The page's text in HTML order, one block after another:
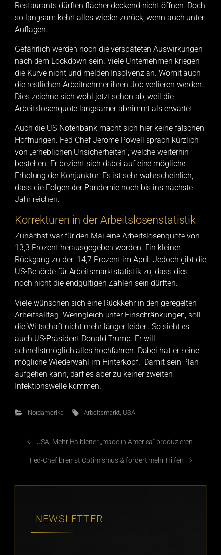
Restaurants dürften flächendeckend nicht öffnen. Doch
so langsam kehrt alles wieder zurück, wenn auch unter
Auflagen.
Gefährlich werden noch die verspäteten Auswirkungen
nach dem Lockdown sein. Viele Unternehmen kriegen
die Kurve nicht und melden Insolvenz an. Womit auch
die restlichen Arbeitnehmer ihren Job verlieren werden.
Dies zeichne sich wohl jetzt schon ab, weil die
Arbeitslosenquote langsamer abnimmt als erwartet.
Auch die US-Notenbank macht sich hier keine falschen
Hoffnungen. Fed-Chef Jerome Powell sprach kürzlich
von „erheblichen Unsicherheiten“, welche weiterhin
bestehen. Er bezieht sich dabei auf eine mögliche
Erholung der Konjunktur. Es ist sehr wahrscheinlich,
dass die Folgen der Pandemie noch bis ins nächste
Jahr reichen.
Korrekturen in der Arbeitslosenstatistik
Zunächst war für den Mai eine Arbeitslosenquote von
13,3 Prozent herausgegeben worden. Ein kleiner
Rückgang zu den 14,7 Prozent im April. Jedoch gibt die
US-Behörde für Arbeitsmarktstatistik zu, dass dies
noch nicht die endgültigen Zahlen sein dürften.
Viele wünschen sich eine Rückkehr in den geregelten
Arbeitsalltag. Wenngleich unter Einschränkungen, soll
die Wirtschaft nicht mehr länger leiden. So sieht es
auch US-Präsident Donald Trump. Er will
schnellstmöglich alles hochfahren. Dabei hat er seine
mögliche Wiederwahl im Hinterkopf. Damit sein Plan
aufgehen kann, darf es aber zu keiner zweiten
Infektionswelle kommen.
Nordamerika Arbeitsmarkt USA
USA: Mehr Halbleiter „made in America“ produzieren
Fed-Chef bremst Optimismus & fordert mehr Hilfen
NEWSLETTER